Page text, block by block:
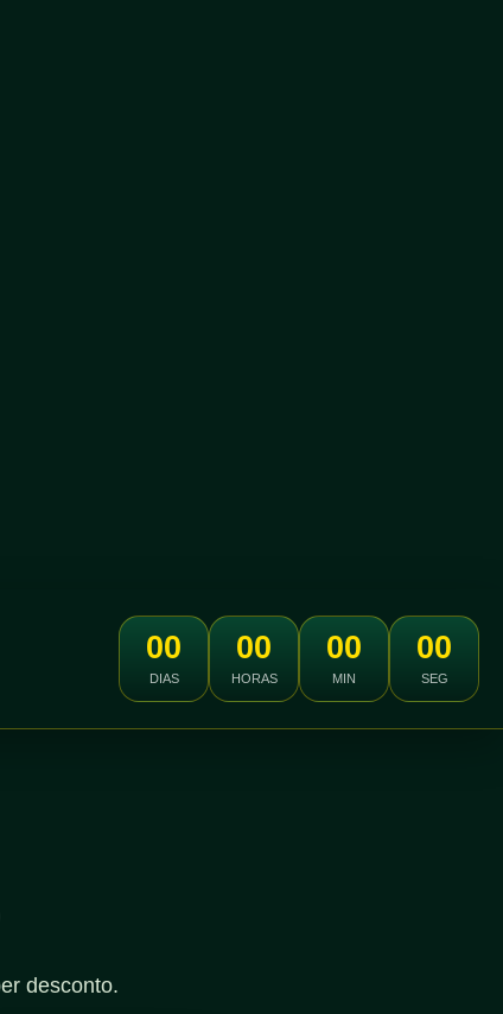
00
DIAS
00
HORAS
00
MIN
00
SEG
desconto.